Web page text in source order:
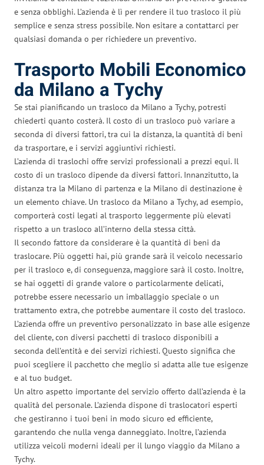
e senza obblighi. L’azienda è lì per rendere il tuo trasloco il più
semplice e senza stress possibile. Non esitare a contattarci per
qualsiasi domanda o per richiedere un preventivo.
Trasporto Mobili Economico
da Milano a Tychy
Se stai pianificando un trasloco da Milano a Tychy, potresti
chiederti quanto costerà. Il costo di un trasloco può variare a
seconda di diversi fattori, tra cui la distanza, la quantità di beni
da trasportare, e i servizi aggiuntivi richiesti.
L’azienda di traslochi offre servizi professionali a prezzi equi. Il
costo di un trasloco dipende da diversi fattori. Innanzitutto, la
distanza tra la Milano di partenza e la Milano di destinazione è
un elemento chiave. Un trasloco da Milano a Tychy, ad esempio,
comporterà costi legati al trasporto leggermente più elevati
rispetto a un trasloco all’interno della stessa città.
Il secondo fattore da considerare è la quantità di beni da
traslocare. Più oggetti hai, più grande sarà il veicolo necessario
per il trasloco e, di conseguenza, maggiore sarà il costo. Inoltre,
se hai oggetti di grande valore o particolarmente delicati,
potrebbe essere necessario un imballaggio speciale o un
trattamento extra, che potrebbe aumentare il costo del trasloco.
L’azienda offre un preventivo personalizzato in base alle esigenze
del cliente, con diversi pacchetti di trasloco disponibili a
seconda dell’entità e dei servizi richiesti. Questo significa che
puoi scegliere il pacchetto che meglio si adatta alle tue esigenze
e al tuo budget.
Un altro aspetto importante del servizio offerto dall’azienda è la
qualità del personale. L’azienda dispone di traslocatori esperti
che gestiranno i tuoi beni in modo sicuro ed efficiente,
garantendo che nulla venga danneggiato. Inoltre, l’azienda
utilizza veicoli moderni ideali per il lungo viaggio da Milano a
Tychy.